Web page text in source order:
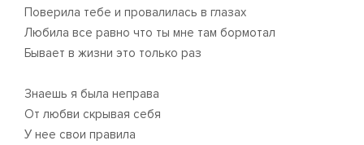
Поверила тебе и провалилась в глазах
Любила все равно что ты мне там бормотал
Бывает в жизни это только раз
Знаешь я была неправа
От любви скрывая себя
У нее свои правила